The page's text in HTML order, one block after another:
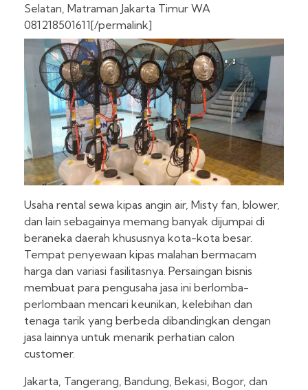
Selatan, Matraman Jakarta Timur WA
081218501611[/permalink]
Usaha rental sewa kipas angin air, Misty fan, blower,
dan lain sebagainya memang banyak dijumpai di
beraneka daerah khususnya kota-kota besar.
Tempat penyewaan kipas malahan bermacam
harga dan variasi fasilitasnya. Persaingan bisnis
membuat para pengusaha jasa ini berlomba-
perlombaan mencari keunikan, kelebihan dan
tenaga tarik yang berbeda dibandingkan dengan
jasa lainnya untuk menarik perhatian calon
customer.
Jakarta, Tangerang, Bandung, Bekasi, Bogor, dan